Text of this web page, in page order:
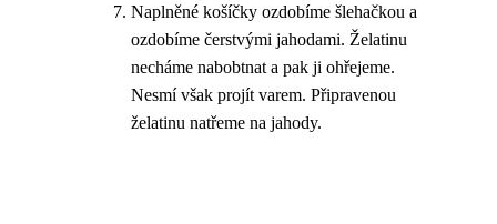
Naplněné košíčky ozdobíme šlehačkou a
ozdobíme čerstvými jahodami. Želatinu
necháme nabobtnat a pak ji ohřejeme.
Nesmí však projít varem. Připravenou
želatinu natřeme na jahody.